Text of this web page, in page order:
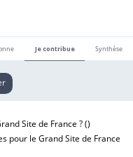
Je contribue Synthèse
Site de France ? ()
pour le Grand Site de France